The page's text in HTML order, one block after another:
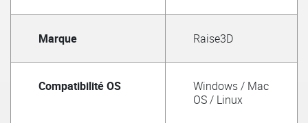
Marque Raise3D
Compatibilité OS
Windows / Mac
OS / Linux